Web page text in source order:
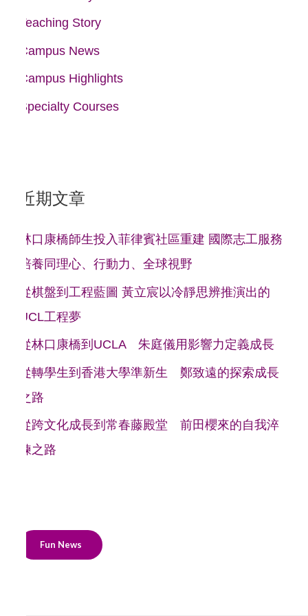
Teaching Story
Campus News
Campus Highlights
Specialty Courses
近期文章
林口康橋師生投入菲律賓社區重建 國際志工服務
培養同理心、行動力、全球視野
從棋盤到工程藍圖 黃立宸以冷靜思辨推演出的
UCL工程夢
從林口康橋到UCLA 朱庭儀用影響力定義成長
從轉學生到香港大學準新生 鄭致遠的探索成長
之路
從跨文化成長到常春藤殿堂 前田櫻來的自我淬
鍊之路
Fun News